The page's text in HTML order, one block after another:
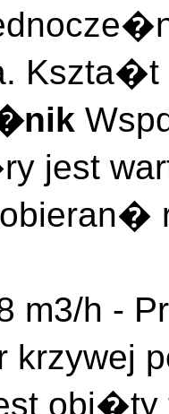
Kszta�t
jest
m3/h -
krzywej